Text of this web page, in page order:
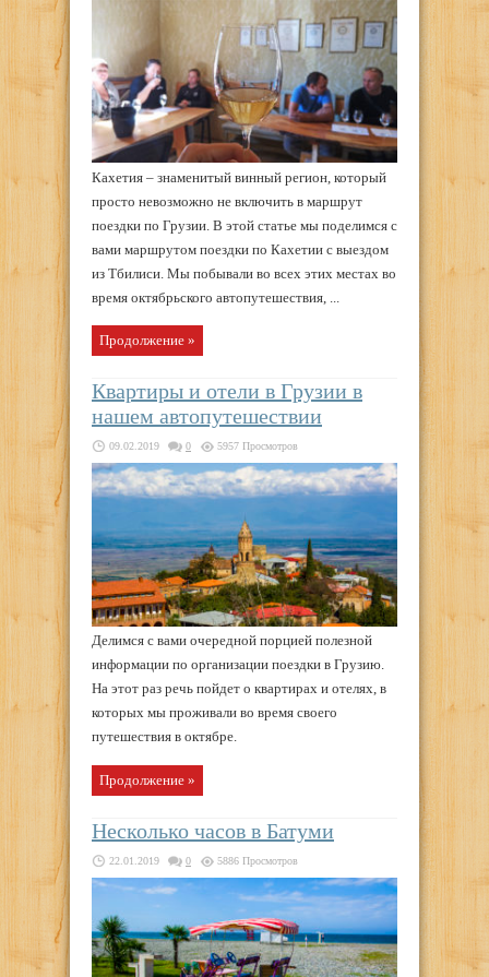
Кахетия – знаменитый винный регион, который
просто невозможно не включить в маршрут
поездки по Грузии. В этой статье мы поделимся с
вами маршрутом поездки по Кахетии с выездом
из Тбилиси. Мы побывали во всех этих местах во
время октябрьского автопутешествия, ...
Продолжение »
Квартиры и отели в Грузии в
нашем автопутешествии
09.02.2019 0 5957 Просмотров
Делимся с вами очередной порцией полезной
информации по организации поездки в Грузию.
На этот раз речь пойдет о квартирах и отелях, в
которых мы проживали во время своего
путешествия в октябре.
Продолжение »
Несколько часов в Батуми
22.01.2019 0 5886 Просмотров